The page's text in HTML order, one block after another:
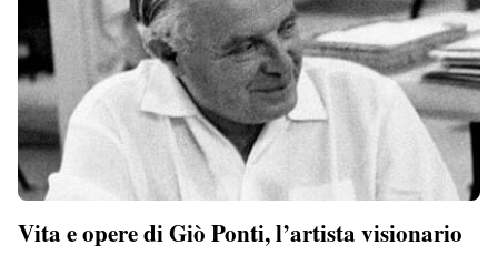
Vita e opere di Giò Ponti, l’artista visionario